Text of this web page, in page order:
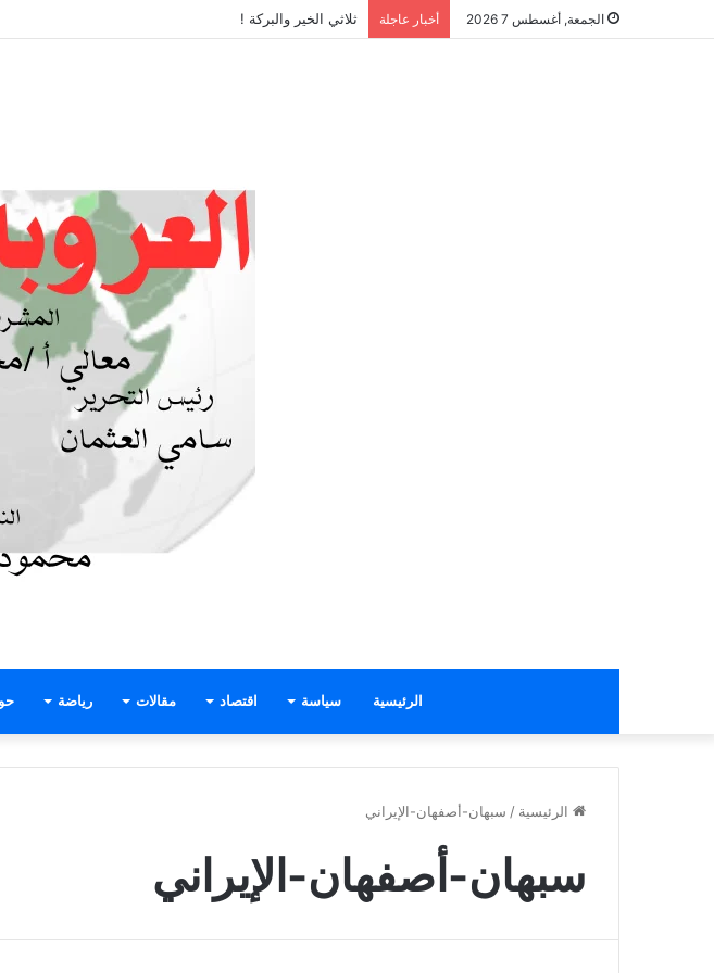
الجمعة, أغسطس 7 2026 أخبار عاجلة ثلاثي الخير والبركة !
الرئيسية سياسة اقتصاد مقالات رياضة
الرئيسية / سبهان-أصفهان-الإيراني
سبهان-أصفهان-الإيراني